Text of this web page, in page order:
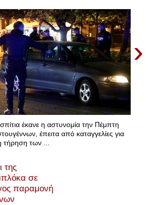
›
έκανε η αστυνομία την Πέμπτη
έπειτα από καταγγελίες για
τήρηση των ...
της
σε
παραμονή